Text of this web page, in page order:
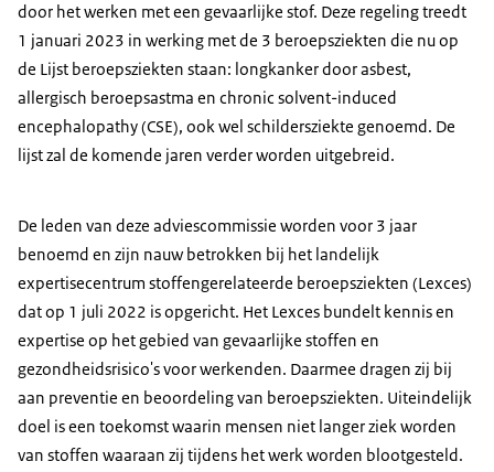
door het werken met een gevaarlijke stof. Deze regeling treedt
1 januari 2023 in werking met de 3 beroepsziekten die nu op
de Lijst beroepsziekten staan: longkanker door asbest,
allergisch beroepsastma en chronic solvent-induced
encephalopathy(CSE), ook wel schildersziekte genoemd. De
lijst zal de komende jaren verder worden uitgebreid.
De leden van deze adviescommissie worden voor 3 jaar
benoemd en zijn nauw betrokken bij het landelijk
expertisecentrum stoffengerelateerde beroepsziekten (Lexces)
dat op 1 juli 2022 is opgericht. Het Lexces bundelt kennis en
expertise op het gebied van gevaarlijke stoffen en
gezondheidsrisico's voor werkenden. Daarmee dragen zij bij
aan preventie en beoordeling van beroepsziekten. Uiteindelijk
doel is een toekomst waarin mensen niet langer ziek worden
van stoffen waaraan zij tijdens het werk worden blootgesteld.